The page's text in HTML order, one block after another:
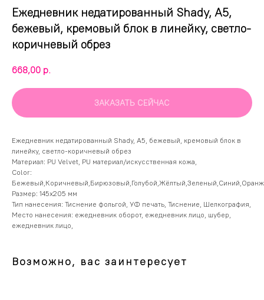
Ежедневник недатированный Shady, А5,
бежевый, кремовый блок в линейку, светло-
коричневый обрез
668,00 р.
ЗАКАЗАТЬ СЕЙЧАС
Ежедневник недатированный Shady, А5, бежевый, кремовый блок в
линейку, светло-коричневый обрез
Материал: PU Velvet, PU материал/искусственная кожа,
Color:
Размер: 145х205 мм
Тип нанесения: Тиснение фольгой, УФ печать, Тиснение, Шелкография,
Место нанесения: ежедневник оборот, ежедневник лицо, шубер,
ежедневник лицо,
Возможно, вас заинтересует